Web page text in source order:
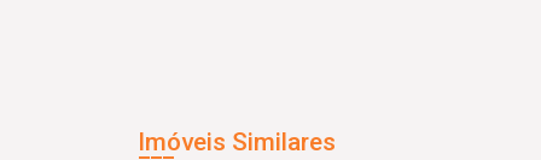
Imóveis Similares